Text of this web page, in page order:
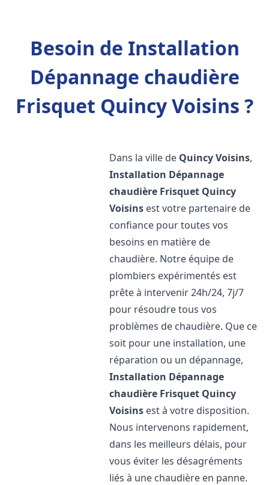
Besoin de Installation
Dépannage chaudière
Frisquet Quincy Voisins ?
Dans la ville de Quincy Voisins,
Installation Dépannage
chaudière Frisquet Quincy
Voisins est votre partenaire de
confiance pour toutes vos
besoins en matière de
chaudière. Notre équipe de
plombiers expérimentés est
prête à intervenir 24h/24, 7j/7
pour résoudre tous vos
problèmes de chaudière. Que ce
soit pour une installation, une
réparation ou un dépannage,
Installation Dépannage
chaudière Frisquet Quincy
Voisins est à votre disposition.
Nous intervenons rapidement,
dans les meilleurs délais, pour
vous éviter les désagréments
liés à une chaudière en panne.